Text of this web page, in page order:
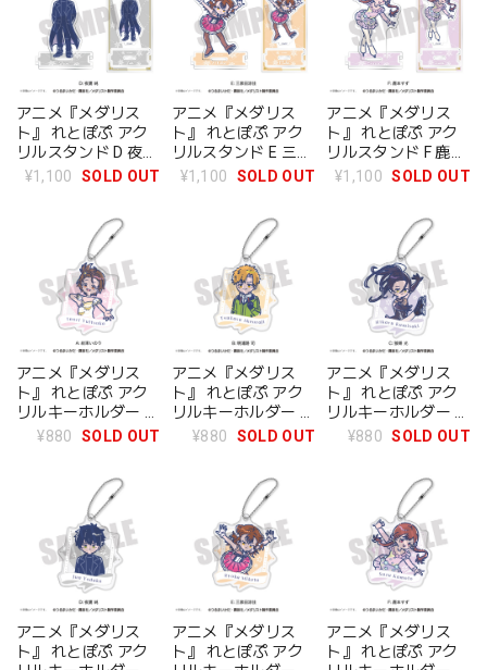
アニメ『メダリス
ト』 れとぽぷ アク
リルスタンド D 夜鷹
純
¥1,100 SOLD OUT
アニメ『メダリス
ト』 れとぽぷ アク
リルスタンド E 三家
田涼佳
¥1,100 SOLD OUT
アニメ『メダリス
ト』 れとぽぷ アク
リルスタンド F 鹿本
すず
¥1,100 SOLD OUT
アニメ『メダリス
ト』 れとぽぷ アク
リルキーホルダー A
結束いのり
¥880 SOLD OUT
アニメ『メダリス
ト』 れとぽぷ アク
リルキーホルダー B
明浦路司
¥880 SOLD OUT
アニメ『メダリス
ト』 れとぽぷ アク
リルキーホルダー C
狼嵜光
¥880 SOLD OUT
アニメ『メダリス
ト』 れとぽぷ アク
アニメ『メダリス
ト』 れとぽぷ アク
アニメ『メダリス
ト』 れとぽぷ アク